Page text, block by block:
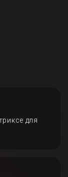
для